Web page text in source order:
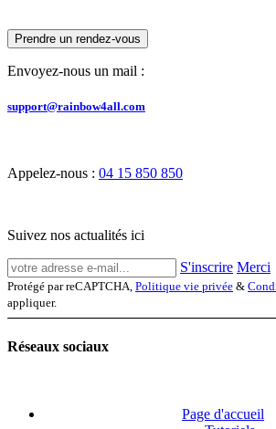
Prendre un rendez-vous
Envoyez-nous un mail :
support@rainbow4all.com
Appelez-nous : 04 15 850 850
Suivez nos actualités ici
S'inscrire Merci
Protégé par reCAPTCHA, Politique vie privée &
appliquer.
Réseaux sociaux
Page d'accueil